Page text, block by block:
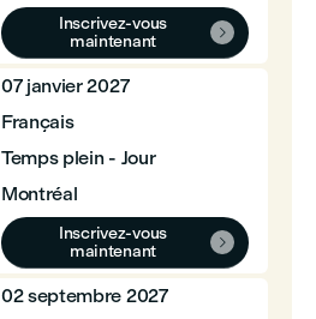
Inscrivez-vous
maintenant

07 janvier 2027
Français
Temps plein - Jour
Montréal
Inscrivez-vous
maintenant

02 septembre 2027